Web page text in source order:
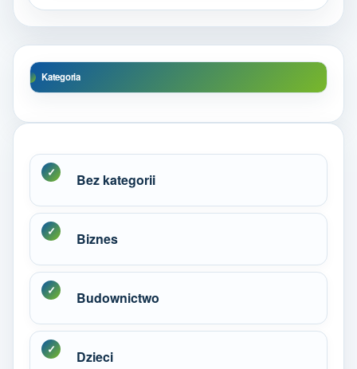
Kategoria
Bez kategorii
Biznes
Budownictwo
Dzieci